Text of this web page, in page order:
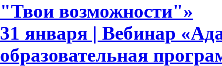
"Твои возможности"»
31 января | Вебинар
образовательная